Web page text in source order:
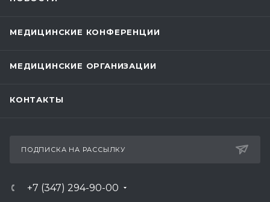
МЕДИЦИНСКИЕ КОНФЕРЕНЦИИ
МЕДИЦИНСКИЕ ОРГАНИЗАЦИИ
КОНТАКТЫ
ПОДПИСКА НА РАССЫЛКУ
+7 (347) 294-90-00